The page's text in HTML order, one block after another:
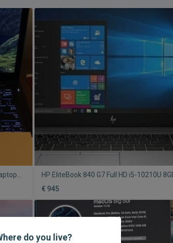
HP EliteBook 840 G7 Full HD i5-10210U
€ 945
do you live?